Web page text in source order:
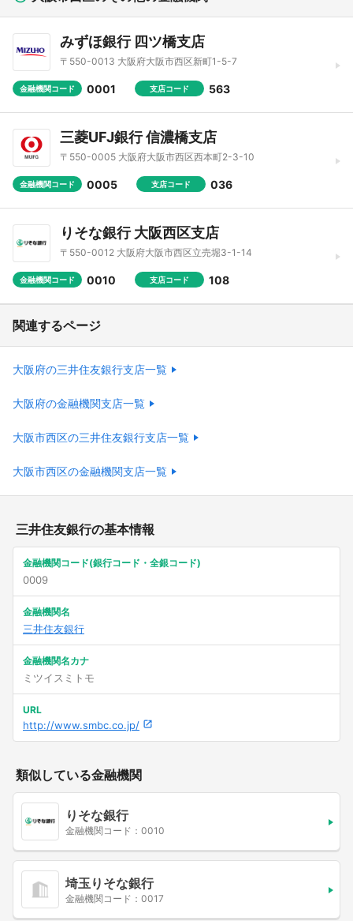
みずほ銀行 四ツ橋支店
〒550-0013 大阪府大阪市西区新町1-5-7
金融機関コード 0001 支店コード 563
三菱UFJ銀行 信濃橋支店
〒550-0005 大阪府大阪市西区西本町2-3-10
金融機関コード 0005 支店コード 036
りそな銀行 大阪西区支店
〒550-0012 大阪府大阪市西区立売堀3-1-14
金融機関コード 0010 支店コード 108
関連するページ
大阪府の三井住友銀行支店一覧
大阪府の金融機関支店一覧
大阪市西区の三井住友銀行支店一覧
大阪市西区の金融機関支店一覧
三井住友銀行の基本情報
金融機関コード(銀行コード・全銀コード)
0009
金融機関名
三井住友銀行
金融機関名カナ
ミツイスミトモ
URL
http://www.smbc.co.jp/
類似している金融機関
りそな銀行
金融機関コード：0010
埼玉りそな銀行
金融機関コード：0017